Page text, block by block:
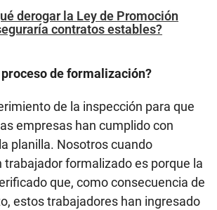
derogar la Ley de Promoción
contratos estables?
de formalización?
de la inspección para que
empresas han cumplido con
planilla. Nosotros cuando
trabajador formalizado es porque la
que, como consecuencia de
estos trabajadores han ingresado